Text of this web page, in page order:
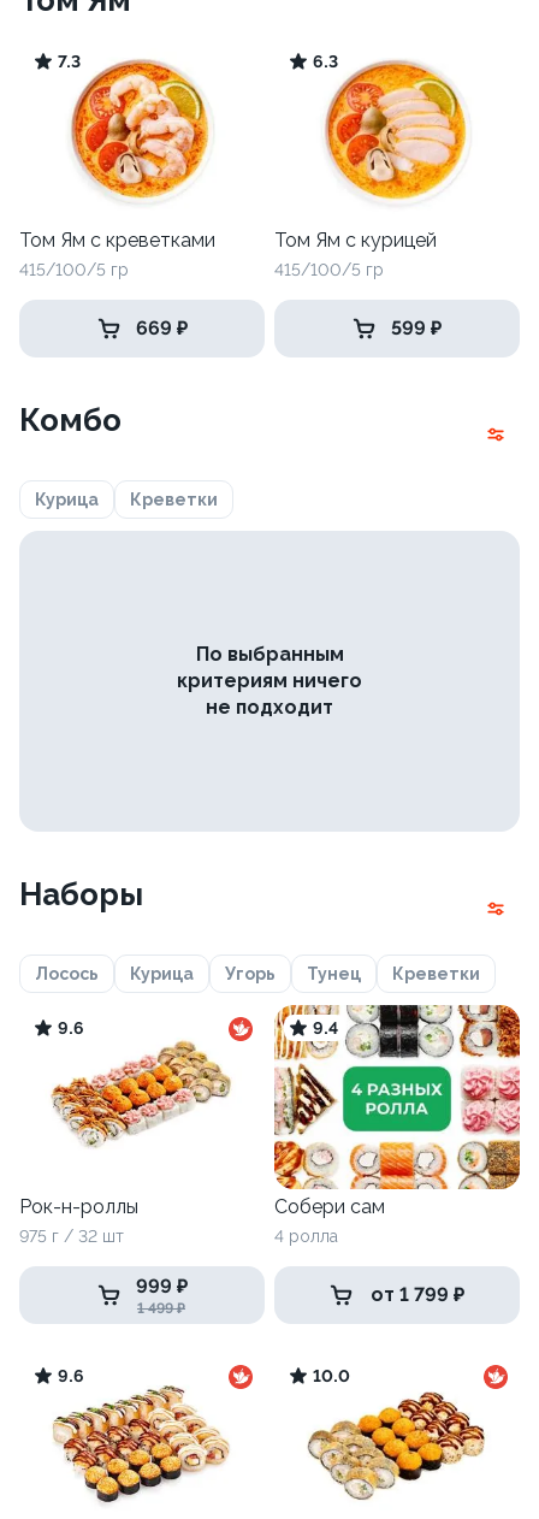
7.3
Том Ям с креветками
415/100/5 гр
669 ₽
6.3
Том Ям с курицей
415/100/5 гр
599 ₽
Комбо
Курица Креветки
По выбранным
критериям ничего
не подходит
Наборы
Лосось Курица Угорь Тунец Креветки
9.6
Рок-н-роллы
975 г / 32 шт
999 ₽
1 499 ₽
9.4
Собери сам
4 ролла
от 1 799 ₽
9.6 10.0